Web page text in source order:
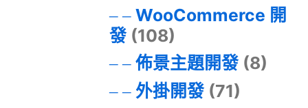
WooCommerce 開
發(108)
佈景主題開發(8)
外掛開發(71)